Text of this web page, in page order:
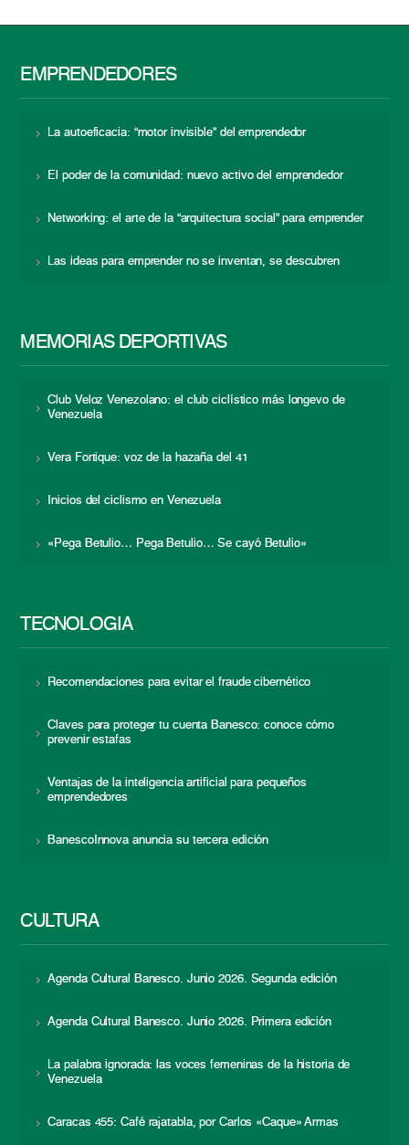
EMPRENDEDORES
La autoeficacia: “motor invisible” del emprendedor
El poder de la comunidad: nuevo activo del emprendedor
Networking: el arte de la “arquitectura social” para emprender
Las ideas para emprender no se inventan, se descubren
MEMORIAS DEPORTIVAS
Club Veloz Venezolano: el club ciclístico más longevo de
Venezuela
Vera Fortique: voz de la hazaña del 41
Inicios del ciclismo en Venezuela
«Pega Betulio… Pega Betulio… Se cayó Betulio»
TECNOLOGÍA
Recomendaciones para evitar el fraude cibernético
Claves para proteger tu cuenta Banesco: conoce cómo
prevenir estafas
Ventajas de la inteligencia artificial para pequeños
emprendedores
BanescoInnova anuncia su tercera edición
CULTURA
Agenda Cultural Banesco. Junio 2026. Segunda edición
Agenda Cultural Banesco. Junio 2026. Primera edición
La palabra ignorada: las voces femeninas de la historia de
Venezuela
Caracas 455: Café rajatabla, por Carlos «Caque» Armas